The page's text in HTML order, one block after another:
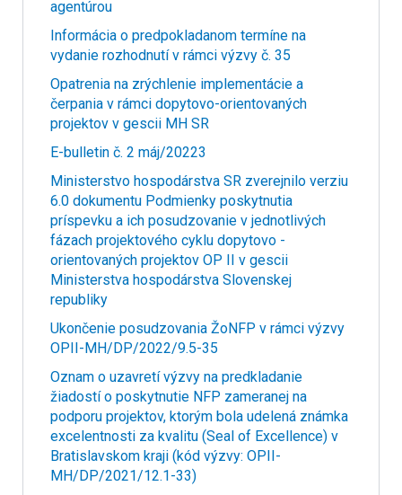
agentúrou
Informácia o predpokladanom termíne na
vydanie rozhodnutí v rámci výzvy č. 35
Opatrenia na zrýchlenie implementácie a
čerpania v rámci dopytovo-orientovaných
projektov v gescii MH SR
E-bulletin č. 2 máj/20223
Ministerstvo hospodárstva SR zverejnilo verziu
6.0 dokumentu Podmienky poskytnutia
príspevku a ich posudzovanie v jednotlivých
fázach projektového cyklu dopytovo -
orientovaných projektov OP II v gescii
Ministerstva hospodárstva Slovenskej
republiky
Ukončenie posudzovania ŽoNFP v rámci výzvy
OPII-MH/DP/2022/9.5-35
Oznam o uzavretí výzvy na predkladanie
žiadostí o poskytnutie NFP zameranej na
podporu projektov, ktorým bola udelená známka
excelentnosti za kvalitu (Seal of Excellence) v
Bratislavskom kraji (kód výzvy: OPII-
MH/DP/2021/12.1-33)